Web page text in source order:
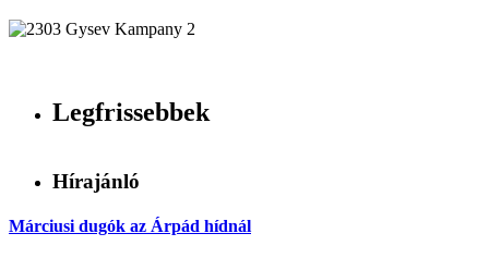
Legfrissebbek
Hírajánló
Márciusi dugók az Árpád hídnál